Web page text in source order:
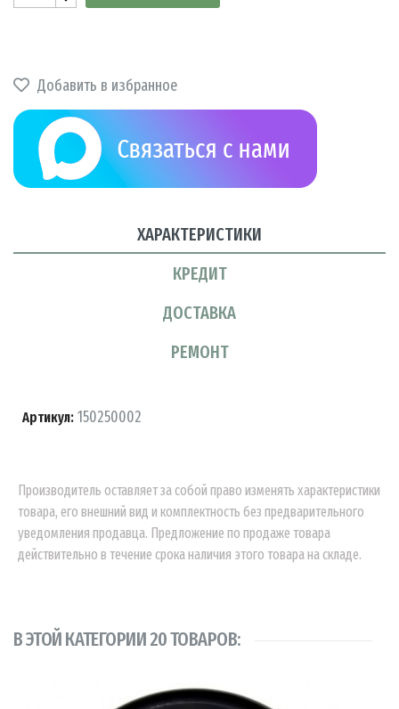
Добавить в избранное
ХАРАКТЕРИСТИКИ
КРЕДИТ
ДОСТАВКА
РЕМОНТ
Артикул: 150250002
Производитель оставляет за собой право изменять характеристики
товара, его внешний вид и комплектность без предварительного
уведомления продавца. Предложение по продаже товара
действительно в течение срока наличия этого товара на складе.
В ЭТОЙ КАТЕГОРИИ 20 ТОВАРОВ: